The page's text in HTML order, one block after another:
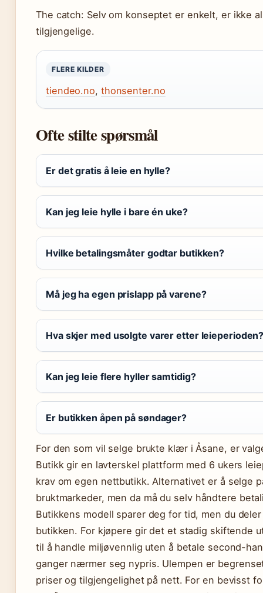
The catch: Selv om konseptet er enkelt, er ikke
tilgjengelige.
FLERE KILDER
tiendeo.no, thonsenter.no
Ofte stilte spørsmål
Er det gratis å leie en hylle?
Kan jeg leie hylle i bare én uke?
Hvilke betalingsmåter godtar butikken?
Må jeg ha egen prislapp på varene?
Hva skjer med usolgte varer etter
Kan jeg leie flere hyller samtidig?
Er butikken åpen på søndager?
For den som vil selge brukte klær i Åsane, er
Butikk gir en lavterskel plattform med 6 ukers
krav om egen nettbutikk. Alternativet er å selge
bruktmarkeder, men da må du selv håndtere
Butikkens modell sparer deg for tid, men du
butikken. For kjøpere gir det et stadig skiftende
til å handle miljøvennlig uten å betale second-
ganger nærmer seg nypris. Ulempen er
priser og tilgjengelighet på nett. For en bevisst